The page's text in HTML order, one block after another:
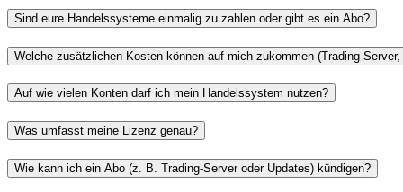
Sind eure Handelssysteme einmalig zu zahlen oder gibt es ein Abo?
Welche zusätzlichen Kosten können auf mich zukommen (Trading-
Auf wie vielen Konten darf ich mein Handelssystem nutzen?
Was umfasst meine Lizenz genau?
Wie kann ich ein Abo (z. B. Trading-Server oder Updates) kündigen?